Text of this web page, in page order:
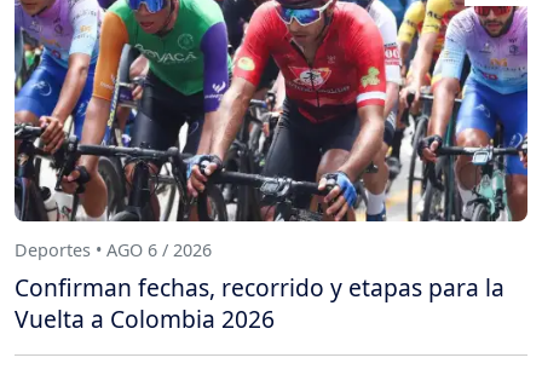
Deportes • AGO 6 / 2026
Confirman fechas, recorrido y etapas para la
Vuelta a Colombia 2026